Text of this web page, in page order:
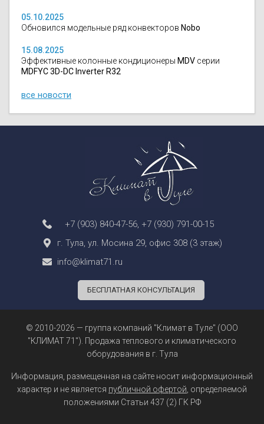
05.10.2025
Обновился модельные ряд конвекторов Nobo
15.08.2025
Эффективные колонные кондиционеры MDV серии
MDFYC 3D-DC Inverter R32
все новости
+7 (903) 840-47-56 +7 (930) 791-00-15
г. Тула, ул. Мосина 29, офис 308 (3 этаж)
info@klimat71.ru
БЕСПЛАТНАЯ КОНСУЛЬТАЦИЯ
© 2010-2026 — группа компаний "Климат в Туле" (ООО
"КЛИМАТ 71"). Продажа теплового и климатического
оборудования в г. Тула
Информация, размещенная на сайте носит информационный
характер и не является публичной офертой , определяемой
положениями Статьи 437 (2) ГК РФ